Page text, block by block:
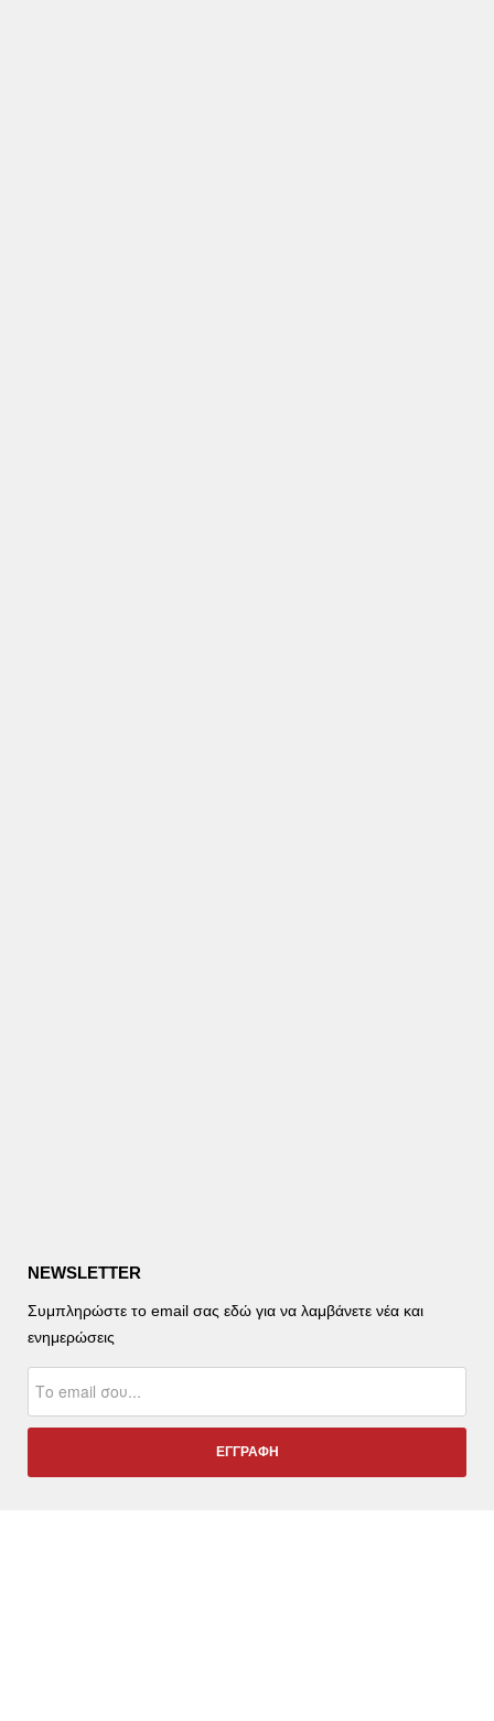
NEWSLETTER
Συμπληρώστε το email σας εδώ για να λαμβάνετε νέα και
ενημερώσεις